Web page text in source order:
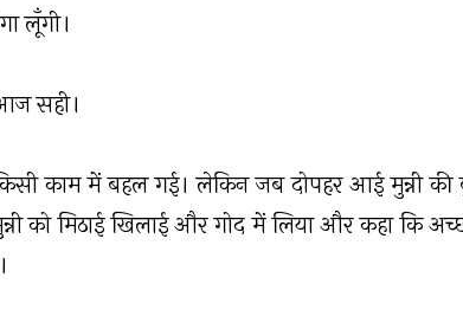
लूँगी।
सही।
काम में बहल गई। लेकिन जब दोपहर आई मुन्नी
को मिठाई खिलाई और गोद में लिया और कहा कि